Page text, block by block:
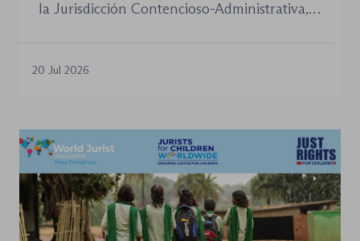
la Jurisdicción Contencioso-Administrativa,
aprobadas en los últimos años no han
tramitación de los procedimientos como en
la organización de los órganos […]
20 Jul 2026